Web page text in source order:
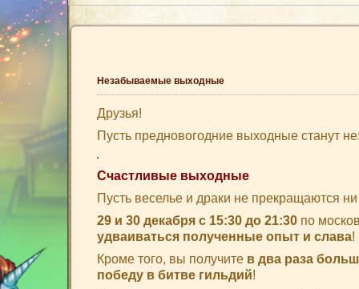
Незабываемые выходные
Друзья!
Пусть предновогодние выходные станут
Счастливые выходные
Пусть веселье и драки не прекращаются ни
29 и 30 декабря с 15:30 до 21:30 по
удваиваться полученные опыт и слава!
Кроме того, вы получите в два раза
победу в битве гильдий!